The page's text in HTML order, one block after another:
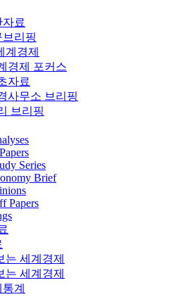
료
리핑
계경제
경제 포커스
자료
사무소 브리핑
브리핑
Series
Brief
Papers
는 세계경제
는 세계경제
계